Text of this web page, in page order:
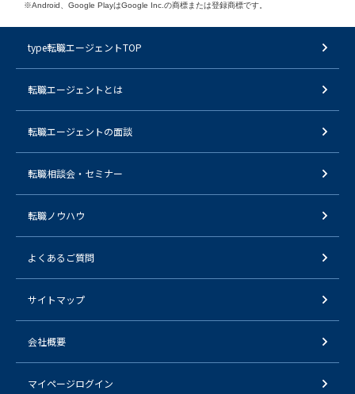
※Android、Google PlayはGoogle Inc.の商標または登録商標です。
type転職エージェントTOP
転職エージェントとは
転職エージェントの面談
転職相談会・セミナー
転職ノウハウ
よくあるご質問
サイトマップ
会社概要
マイページログイン